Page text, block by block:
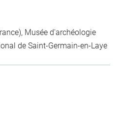
Musée d'archéologie
de Saint-Germain-en-Laye